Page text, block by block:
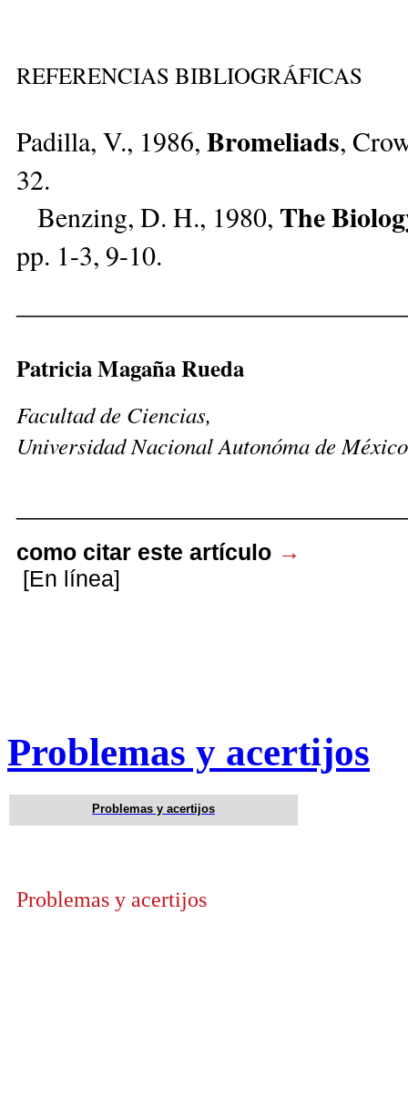
REFERENCIAS BIBLIOGRÁFICAS
Padilla, V., 1986, Bromeliads,
32.
Benzing, D. H., 1980, The
pp. 1-3, 9-10.
Patricia Magaña Rueda
Facultad de Ciencias,
Universidad Nacional Autonóma de
como citar este artículo →
[En línea]
Problemas y acertijos
Problemas y acertijos
Problemas y acertijos